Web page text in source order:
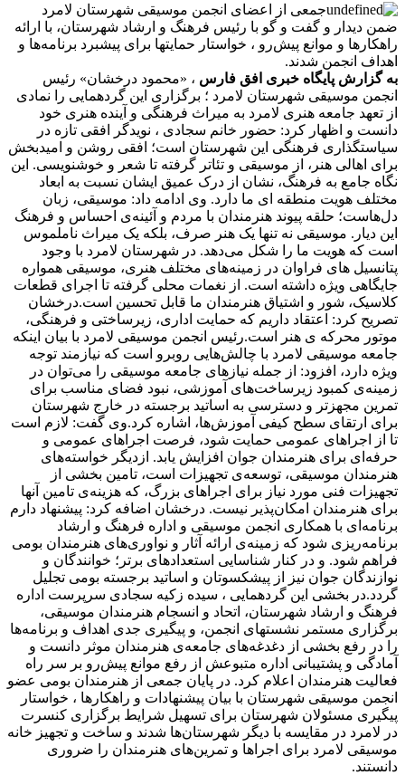
جمعی از اعضای انجمن موسیقی شهرستان لامرد
ضمن دیدار و گفت و گو با رئیس فرهنگ و ارشاد شهرستان، با ارائه
راهکارها و موانع پیش‌رو ، خواستار حمایتها برای پیشبرد برنامه‌ها و
اهداف انجمن شدند.
به گزارش پایگاه خبری افق فارس ، «محمود درخشان» رئیس
انجمن موسیقی شهرستان لامرد ؛ برگزاری این گردهمایی را نمادی
از تعهد جامعه هنری لامرد به میراث فرهنگی و آینده هنری خود
دانست و اظهار کرد: حضور خانم سجادی ، نویدگر افقی تازه در
سیاستگذاری فرهنگی این شهرستان است؛ افقی روشن و امیدبخش
برای اهالی هنر، از موسیقی و تئاتر گرفته تا شعر و خوشنویسی. این
نگاه جامع به فرهنگ، نشان از درک عمیق ایشان نسبت به ابعاد
مختلف هویت منطقه ای ما دارد. وی ادامه داد: موسیقی، زبان
دل‌هاست؛ حلقه پیوند هنرمندان با مردم و آئینه‌ی احساس و فرهنگ
این دیار. موسیقی نه تنها یک هنر صرف، بلکه یک میراث ناملموس
است که هویت ما را شکل می‌دهد. در شهرستان لامرد با وجود
پتانسیل های فراوان در زمینه‌های مختلف هنری، موسیقی همواره
جایگاهی ویژه داشته است. از نغمات محلی گرفته تا اجرای قطعات
کلاسیک، شور و اشتیاق هنرمندان ما قابل تحسین است.درخشان
تصریح کرد: اعتقاد داریم که حمایت اداری، زیرساختی و فرهنگی،
موتور محرکه ی هنر است.رئیس انجمن موسیقی لامرد با بیان اینکه
جامعه موسیقی لامرد با چالش‌هایی روبرو است که نیازمند توجه
ویژه دارد، افزود: از جمله نیازهای جامعه موسیقی را می‌توان در
زمینه‌ی کمبود زیرساخت‌های آموزشی، نبود فضای مناسب برای
تمرین مجهزتر و دسترسی به اساتید برجسته در خارج شهرستان
برای ارتقای سطح کیفی آموزش‌ها، اشاره کرد.وی گفت: لازم است
تا از اجراهای عمومی حمایت شود، فرصت اجراهای عمومی و
حرفه‌ای برای هنرمندان جوان افزایش یابد. ازدیگر خواسته‌های
هنرمندان موسیقی، توسعه‌ی تجهیزات است، تامین بخشی از
تجهیزات فنی مورد نیاز برای اجراهای بزرگ، که هزینه‌ی تامین آنها
برای هنرمندان امکان‌پذیر نیست. درخشان اضافه کرد: پیشنهاد دارم
برنامه‌ای با همکاری انجمن موسیقی و اداره فرهنگ و ارشاد
برنامه‌ریزی شود که زمینه‌ی ارائه آثار و نواوری‌های هنرمندان بومی
فراهم شود. و در کنار شناسایی استعدادهای برتر؛ خوانندگان و
نوازندگان جوان نیز از پیشکسوتان و اساتید برجسته بومی تجلیل
گردد.در بخشی این گردهمایی ، سیده زکیه سجادی سرپرست اداره
فرهنگ و ارشاد شهرستان، اتحاد و انسجام هنرمندان موسیقی،
برگزاری مستمر نشستهای انجمن، و پیگیری جدی اهداف و برنامه‌ها
را در رفع بخشی از دغدغه‌های جامعه‌ی هنرمندان موثر دانست و
آمادگی و پشتیبانی اداره متبوعش از رفع موانع پیش‌رو بر سر راه
فعالیت هنرمندان اعلام کرد. در پایان جمعی از هنرمندان بومی عضو
انجمن موسیقی شهرستان با بیان پیشنهادات و راهکارها ، خواستار
پیگیری مسئولان شهرستان برای تسهیل شرایط برگزاری کنسرت
در لامرد در مقایسه با دیگر شهرستان‌ها شدند و ساخت و تجهیز خانه
موسیقی لامرد برای اجراها و تمرین‌های هنرمندان را ضروری
دانستند.